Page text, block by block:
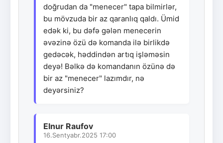
doğrudan da "menecer" tapa bilmirlər,
bu mövzuda bir az qaranlıq qaldı. Ümid
edək ki, bu dəfə gələn menecerin
əvəzinə özü də komanda ilə birlikdə
gedəcək, həddindən artıq işləməsin
deyə! Bəlkə də komandanın özünə də
bir az "menecer" lazımdır, nə
deyərsiniz?
Elnur Raufov
16.Sentyabr.2025 17:00